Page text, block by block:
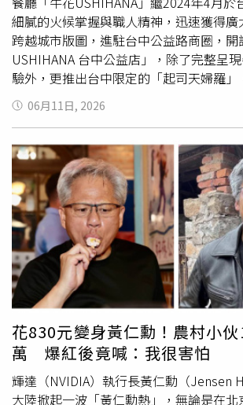
症狀，與其等到水腫、喘不過氣甚至走
不如從每天的午餐開始調整，守住腎臟健
臉書，洪永祥醫師的慢性腎衰竭攻城療法
選我試試看！」李正信吃過鄭容和煮的
甲」，還要求第二場的粉絲當作是第一次
一陣爆笑。演唱會尾聲，李正信不捨表示
場」，甚至開玩笑提議延後班機，並向
「一人帶一個朋友」。鄭容和則感性表
報大家的，就是最好的音樂和歌聲。」
的支持，也約定未來再次相見。
細膩的火候掌握與職人精神，迅速獲得
跨越城市版圖，進駐台中公益路商圈，開
USHIHANA 台中公益店」，除了完整呈
驗外，更推出台中限定的「起司天婦羅」
定招待的「和牛三明治」。自即日起開
月1日正式開幕，將「技、火、味」的燒
台灣。板前無菜單和牛燒肉「牛花
（圖片提供／牛花USHIHANA）隨著消
牛燒肉近年不再刻意追求「入口即化的
好油脂均衡、肉香鮮明的赤身部位。因應
「牛花USHIHANA」，由品牌主理人莊
專業團隊，以職人精神出發，悉心挑選各
牛品牌，取赤身部位作為主角，再細心
部位，共同交織出輕盈且具現代潮流的
活性與起承轉合的搭配概念，以及宛若
也讓牛花USHIHANA台北店開幕後，快
的人氣名店。構築「技、火、味」黃金三
時刻全新開幕的牛花USHIHANA台中店，
戰友黃瓊文一同打造，延續牛花的核心精
味」構築出燒肉的黃金三角哲學。其中「
是技術的展現，更象徵料理團隊長年累積
06月11日, 2026
花830元變身黃仁勳！農村小
萬 爆紅後竟喊：我很害怕
輝達（NVIDIA）執行長黃仁勳（Jensen
大陸掀起一波「黃仁勳熱」，無論是在北